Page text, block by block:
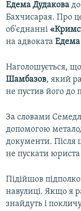
Усі сайти RFE/RL
Едема Дудакова
Бахчисарая. Про
об'єднанні
на адвоката Едема
Наголошується,
Шамбазов, який
не пустив його до
За словами
допомогою
документи. Після
не пускати
Підійшов
навулиці. Якщо я
знайдуть і